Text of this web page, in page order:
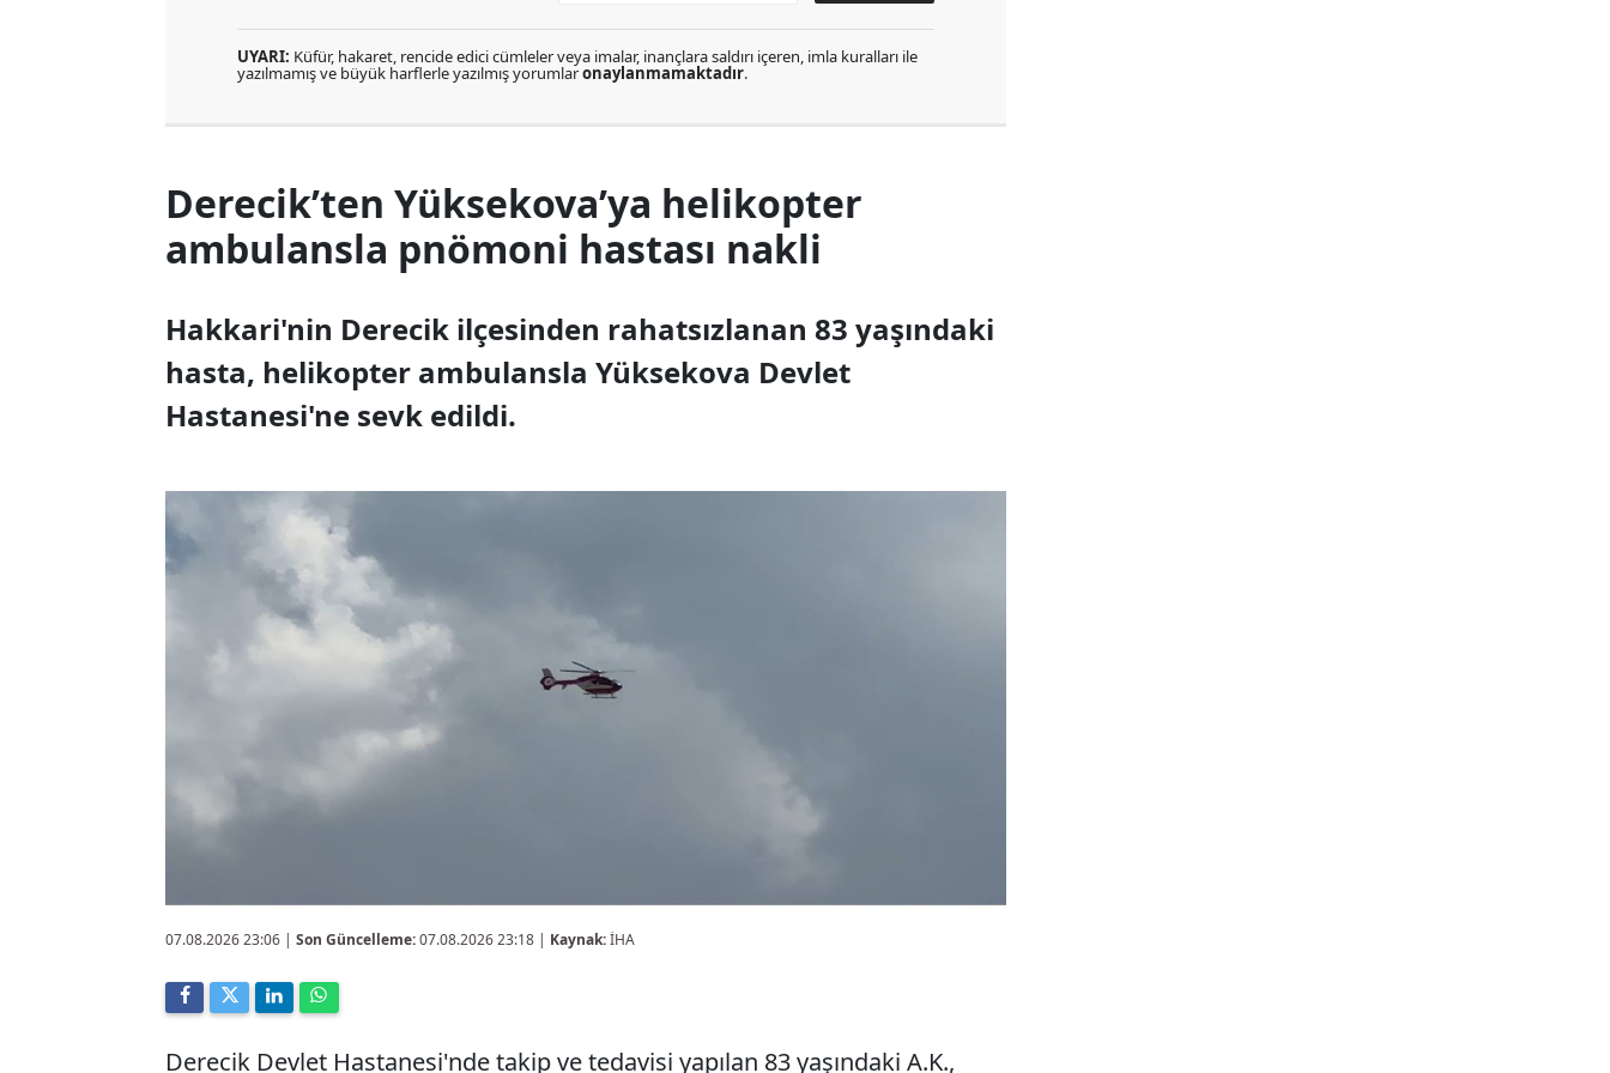
UYARI: Küfür, hakaret, rencide edici cümleler veya imalar, inançlara saldırı içeren, imla kuralları ile
yazılmamış ve büyük harflerle yazılmış yorumlaronaylanmamaktadır.
Derecik’ten Yüksekova’ya helikopter
ambulansla pnömoni hastası nakli
Hakkari'nin Derecik ilçesinden rahatsızlanan 83 yaşındaki
hasta, helikopter ambulansla Yüksekova Devlet
Hastanesi'ne sevk edildi.
07.08.2026 23:06 | Son Güncelleme:07.08.2026 23:18 | Kaynak:İHA
Derecik Devlet Hastanesi'nde takip ve tedavisi yapılan 83 yaşındaki A.K.,